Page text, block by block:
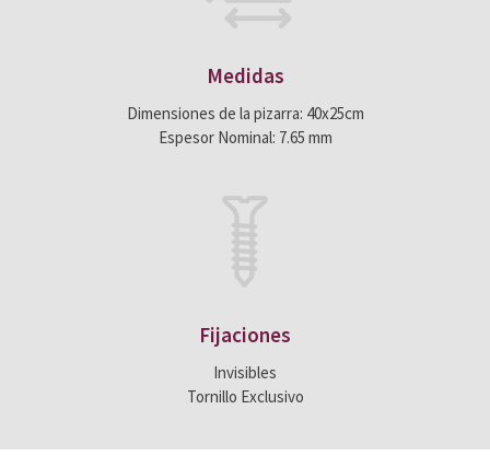
Medidas
Dimensiones de la pizarra: 40x25cm
Espesor Nominal: 7.65 mm
Fijaciones
Invisibles
Tornillo Exclusivo